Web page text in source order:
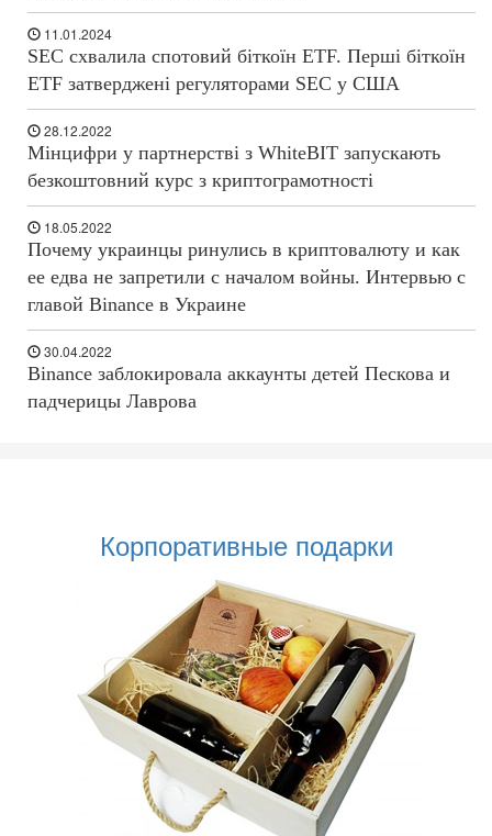
11.01.2024
SEC схвалила спотовий біткоїн ETF. Перші біткоїн
ETF затверджені регуляторами SEC у США
28.12.2022
Мінцифри у партнерстві з WhiteBIT запускають
безкоштовний курс з криптограмотності
18.05.2022
Почему украинцы ринулись в криптовалюту и как
ее едва не запретили с началом войны. Интервью с
главой Binance в Украине
30.04.2022
Binance заблокировала аккаунты детей Пескова и
падчерицы Лаврова
Корпоративные подарки